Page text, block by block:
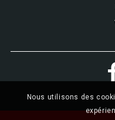
Nous utilisons des